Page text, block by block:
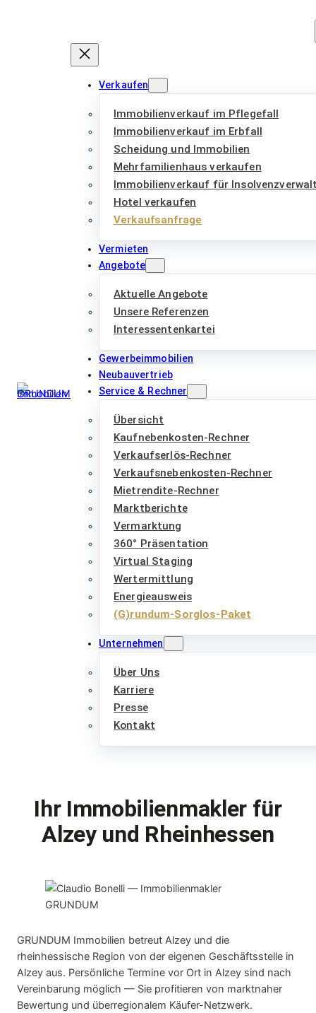
Verkaufen
Immobilienverkauf im Pflegefall
Immobilienverkauf im Erbfall
Scheidung und Immobilien
Mehrfamilienhaus verkaufen
Immobilienverkauf für
Hotel verkaufen
Verkaufsanfrage
Vermieten
Angebote
Aktuelle Angebote
Unsere Referenzen
Interessentenkartei
Gewerbeimmobilien
Neubauvertrieb
Service & Rechner
Übersicht
Kaufnebenkosten-Rechner
Verkaufserlös-Rechner
Verkaufsnebenkosten-Rechner
Mietrendite-Rechner
Marktberichte
Vermarktung
360° Präsentation
Virtual Staging
Wertermittlung
Energieausweis
(G)rundum-Sorglos-Paket
Unternehmen
Über Uns
Karriere
Presse
Kontakt
Ihr Immobilienmakler für
Alzey und Rheinhessen
GRUNDUM Immobilien betreut Alzey und die
rheinhessische Region von der eigenen Geschäftsstelle in
Alzey aus. Persönliche Termine vor Ort in Alzey sind nach
Vereinbarung möglich — Sie profitieren von marktnaher
Bewertung und überregionalem Käufer-Netzwerk.